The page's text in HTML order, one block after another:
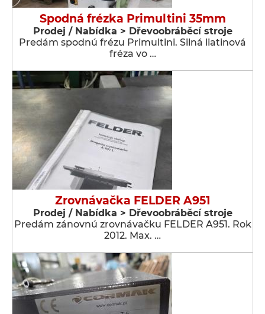
Spodná frézka Primultini 35mm
Prodej / Nabídka > Dřevoobráběcí stroje
Predám spodnú frézu Primultini. Silná liatinová
fréza vo …
Zrovnávačka FELDER A951
Prodej / Nabídka > Dřevoobráběcí stroje
Predám zánovnú zrovnávačku FELDER A951. Rok
2012. Max. …